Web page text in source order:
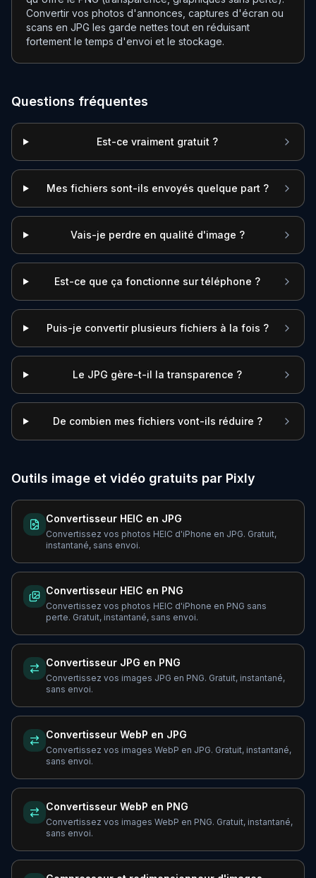
Convertir vos photos d'annonces, captures d'écran ou
scans en JPG les garde nettes tout en réduisant
fortement le temps d'envoi et le stockage.
Questions fréquentes
Est-ce vraiment gratuit ?
Mes fichiers sont-ils envoyés quelque part ?
Vais-je perdre en qualité d'image ?
Est-ce que ça fonctionne sur téléphone ?
Puis-je convertir plusieurs fichiers à la fois ?
Le JPG gère-t-il la transparence ?
De combien mes fichiers vont-ils réduire ?
Outils image et vidéo gratuits par Pixly
Convertisseur HEIC en JPG
Convertissez vos photos HEIC d'iPhone en JPG. Gratuit,
instantané, sans envoi.
Convertisseur HEIC en PNG
Convertissez vos photos HEIC d'iPhone en PNG sans
perte. Gratuit, instantané, sans envoi.
Convertisseur JPG en PNG
Convertissez vos images JPG en PNG. Gratuit, instantané,
sans envoi.
Convertisseur WebP en JPG
Convertissez vos images WebP en JPG. Gratuit, instantané,
sans envoi.
Convertisseur WebP en PNG
Convertissez vos images WebP en PNG. Gratuit, instantané,
sans envoi.